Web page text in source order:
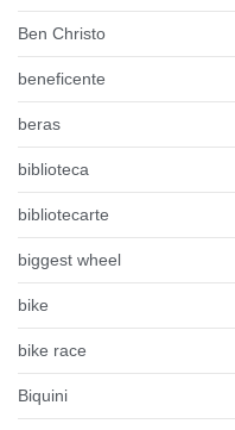
Ben Christo
beneficente
beras
biblioteca
bibliotecarte
biggest wheel
bike
bike race
Biquini